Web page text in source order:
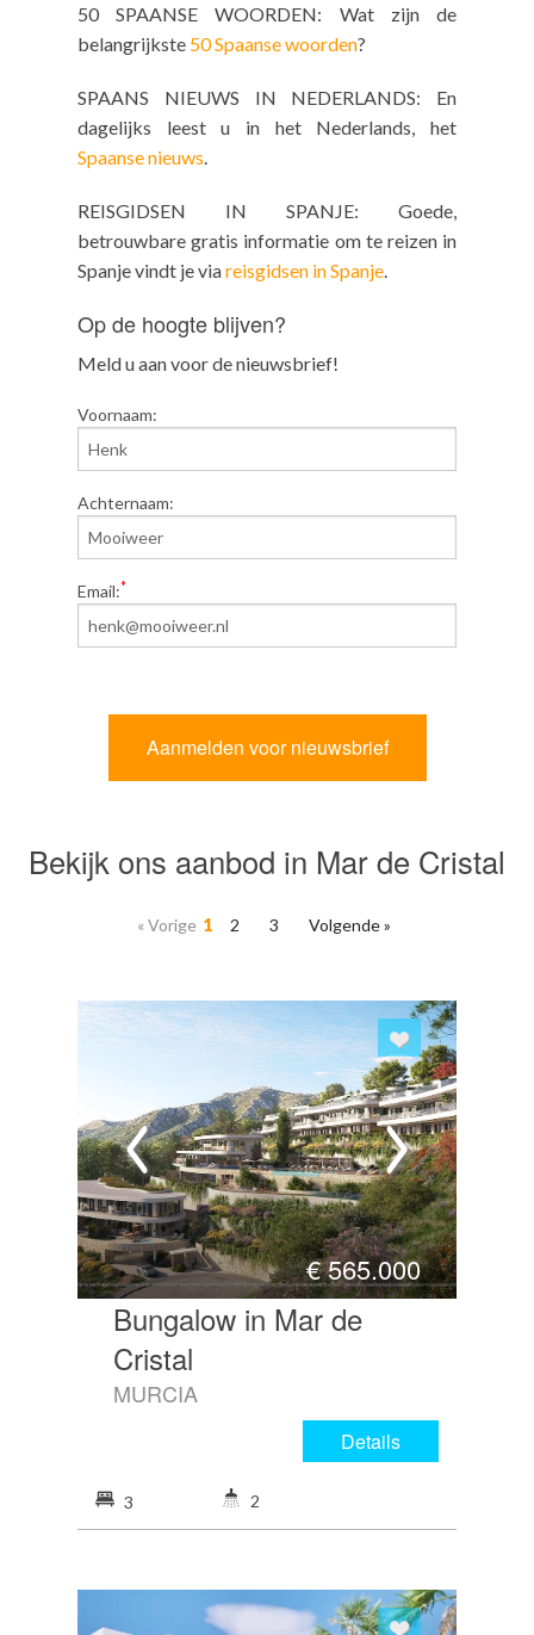
50 SPAANSE WOORDEN: Wat zijn de
belangrijkste 50 Spaanse woorden?
SPAANS NIEUWS IN NEDERLANDS: En
dagelijks leest u in het Nederlands, het
Spaanse nieuws.
REISGIDSEN IN SPANJE: Goede,
betrouwbare gratis informatie om te reizen in
Spanje vindt je viareisgidsen in Spanje.
Op de hoogte blijven?
Meld u aan voor de nieuwsbrief!
Voornaam:
Achternaam:
Email:*
Bekijk ons aanbod in Mar de Cristal
« Vorige 1 2 3 Volgende »
€565.000
Bungalow in Mar de
Cristal
MURCIA
Details
3 2